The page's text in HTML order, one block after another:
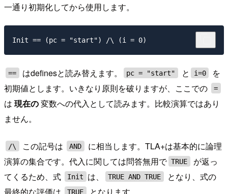
一通り初期化してから使用します。
== はdefinesと読み替えます。 pc = "start" と i=0
を
初期値とします。いきなり原則を破りますが、ここでの
=
は 現在の変数への代入として読みます。比較演算ではあり
ません。
/\ この記号は AND
に相当します。TLA+は基本的に論理
演算の集合です。代入に関しては問答無用で TRUE
が返っ
てくるため、式
Init は、 TRUE AND TRUE
となり、式の
最終的な評価は
TRUE となります。